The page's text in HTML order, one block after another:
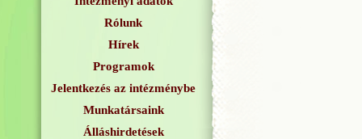
Rólunk
Hírek
Programok
Jelentkezés az intézménybe
Munkatársaink
Álláshirdetések